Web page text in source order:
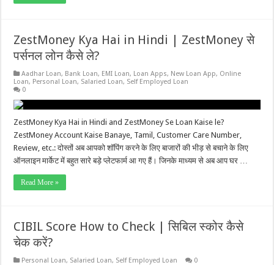
ZestMoney Kya Hai in Hindi | ZestMoney से
पर्सनल लोन कैसे ले?
Aadhar Loan, Bank Loan, EMI Loan, Loan Apps, New Loan App, Online
Loan, Personal Loan, Salaried Loan, Self Employed Loan
0
ZestMoney Kya Hai in Hindi and ZestMoney Se Loan Kaise le?
ZestMoney Account Kaise Banaye, Tamil, Customer Care Number,
Review, etc.: दोस्तों अब आपको शॉपिंग करने के लिए बाजारों की भीड़ से बचाने के लिए
ऑनलाइन मार्केट में बहुत सारे बड़े प्लेटफार्म आ गए हैं। जिनके माध्यम से अब आप घर …
Read More »
CIBIL Score How to Check | सिबिल स्कोर कैसे
चेक करें?
Personal Loan, Salaried Loan, Self Employed Loan 0